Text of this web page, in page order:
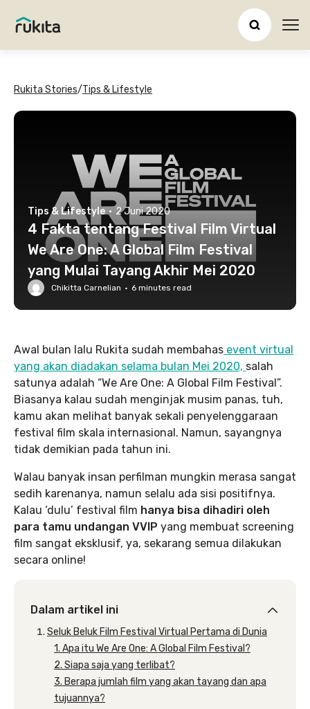
Rukita Stories/Tips & Lifestyle
Tips & Lifestyle · 2 Juni 2020
4 Fakta tentang Festival Film Virtual
We Are One: A Global Film Festival
yang Mulai Tayang Akhir Mei 2020
Chikitta Carnelian · 6 minutes read
Awal bulan lalu Rukita sudah membahas event virtual
yang akan diadakan selama bulan Mei 2020, salah
satunya adalah “We Are One: A Global Film Festival”.
Biasanya kalau sudah menginjak musim panas, tuh,
kamu akan melihat banyak sekali penyelenggaraan
festival film skala internasional. Namun, sayangnya
tidak demikian pada tahun ini.
Walau banyak insan perfilman mungkin merasa sangat
sedih karenanya, namun selalu ada sisi positifnya.
Kalau ‘dulu’ festival film hanya bisa dihadiri oleh
para tamu undangan VVIP yang membuat screening
film sangat eksklusif, ya, sekarang semua dilakukan
secara online!
Dalam artikel ini
Seluk Beluk Film Festival Virtual Pertama di Dunia
1. Apa itu We Are One: A Global Film Festival?
2. Siapa saja yang terlibat?
3. Berapa jumlah film yang akan tayang dan apa
tujuannya?